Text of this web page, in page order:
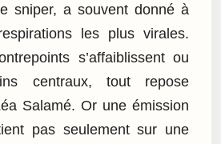
sniper, a souvent donné à
les plus virales.
s’affaiblissent ou
centraux, tout repose
Salamé. Or une émission
pas seulement sur une